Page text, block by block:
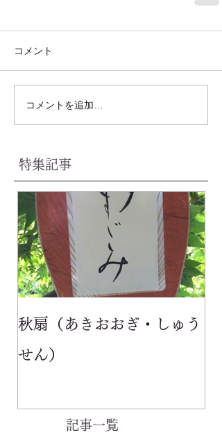
コメント
コメントを追加…
特集記事
秋扇（あきおおぎ・しゅう
せん）
記事一覧